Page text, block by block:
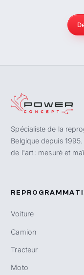
Spécialiste de la
Belgique depuis
de l'art : mesuré et
Voiture
Camion
Tracteur
Moto